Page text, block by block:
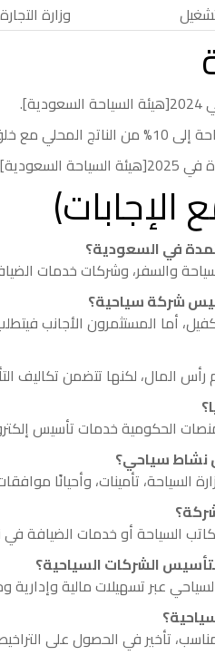
وزارة
في السعودية؟
والسفر، وشركات خدمات
شركة سياحية؟
أما المستثمرون الأجانب
المال، لكنها تتضمن تكاليف
الحكومية خدمات تأسيس
نشاط سياحي؟
تأمينات، وأحيانًا
السياحة أو خدمات الضيافة في
عبر تسهيلات مالية وإدارية
تأخير في الحصول على